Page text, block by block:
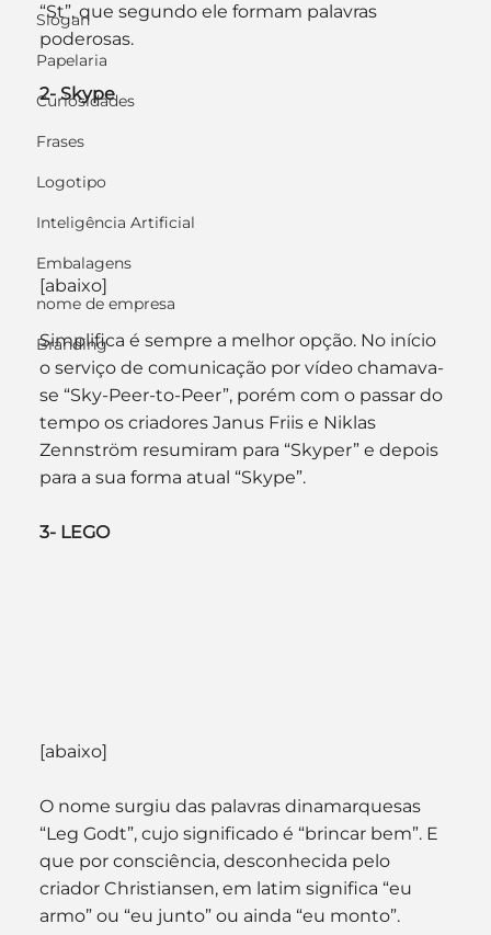
Slogan
Papelaria
Curiosidades
Frases
Logotipo
Inteligência Artificial
Embalagens
nome de empresa
Branding
“St”, que segundo ele formam palavras
poderosas.
2- Skype
[abaixo]
Simplifica é sempre a melhor opção. No início
o serviço de comunicação por vídeo chamava-
se “Sky-Peer-to-Peer”, porém com o passar do
tempo os criadores Janus Friis e Niklas
Zennström resumiram para “Skyper” e depois
para a sua forma atual “Skype”.
3- LEGO
[abaixo]
O nome surgiu das palavras dinamarquesas
“Leg Godt”, cujo significado é “brincar bem”. E
que por consciência, desconhecida pelo
criador Christiansen, em latim significa “eu
armo” ou “eu junto” ou ainda “eu monto”.